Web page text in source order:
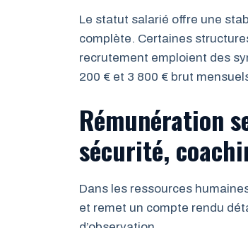
Le statut salarié offre une
complète. Certaines
recrutement emploient des
200 € et 3 800 € brut
Rémunération
sécurité,
Dans les ressources
et remet un compte rendu